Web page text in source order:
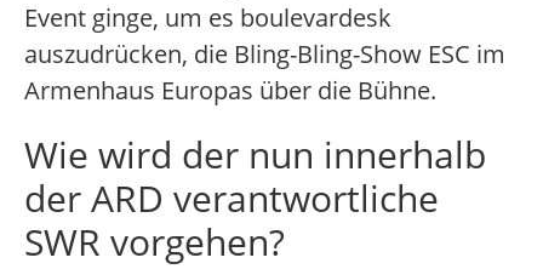
Event ginge, um es boulevardesk
auszudrücken, die Bling-Bling-Show ESC im
Armenhaus Europas über die Bühne.
Wie wird der nun innerhalb
der ARD verantwortliche
SWR vorgehen?